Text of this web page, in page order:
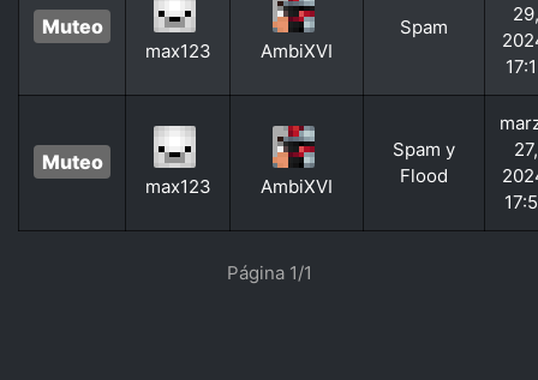
Muteo
max123 AmbiXVI
Spam
29,
Muteo
max123 AmbiXVI
Spam y
Flood
27,
Página 1/1